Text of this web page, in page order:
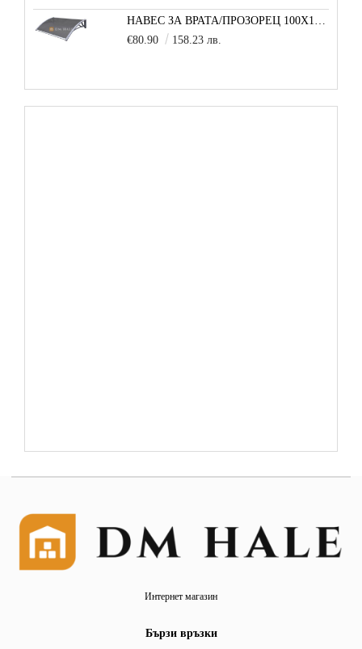
НАВЕС ЗА ВРАТА/ПРОЗОРЕЦ 100Х150 СМ, СИВО-СИВО
€80.90
158.23 лв.
Интернет магазин
Бързи връзки